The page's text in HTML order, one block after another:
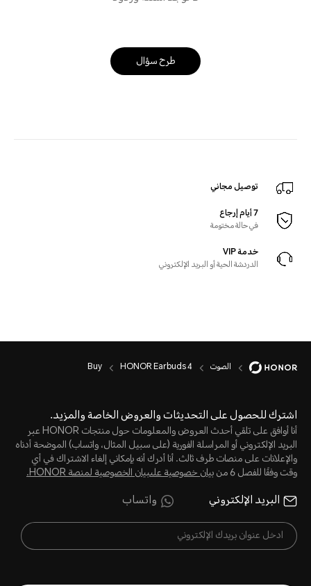
طرح سؤال
توصيل مجاني
7 أيام إرجاع
في حالة مختومة
خدمة VIP
الدردشة الحية أو البريد الإلكتروني
الصوت HONOR Earbuds 4
Buy
اشترك للحصول على التحديثات والعروض الخاصة والمزيد.
أنا أوافق على تلقي أحدث العروض والمعلومات حول منتجات HONOR عبر
البريد الإلكتروني أو المراسلة الفورية (على سبيل المثال، واتساب) الموضحة أدناه
والإعلانات على منصات طرف ثالث. أنا أدرك أنه بإمكاني إلغاء الاشتراك في أي
وقت وفقًا للفصل 6 من
بيان خصوصية علىبيان الخصوصية لمنصة HONOR‬.
البريد الإلكتروني واتساب